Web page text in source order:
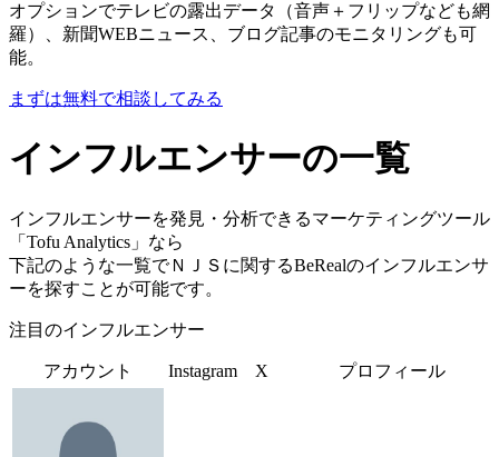
オプションでテレビの露出データ（音声＋フリップなども網
羅）、新聞WEBニュース、ブログ記事のモニタリングも可
能。
まずは無料で相談してみる
インフルエンサーの一覧
インフルエンサーを発見・分析できるマーケティングツール
「Tofu Analytics」なら
下記のような一覧でＮＪＳに関するBeRealのインフルエンサ
ーを探すことが可能です。
注目のインフルエンサー
アカウント Instagram X プロフィール